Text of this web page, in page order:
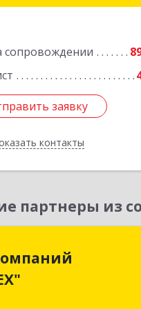
сопровождении
заявку
контакты
заявку
Назад
партнеры из
Группа компаний
"ИНФОТЕХ"
обл, Жуковский г,